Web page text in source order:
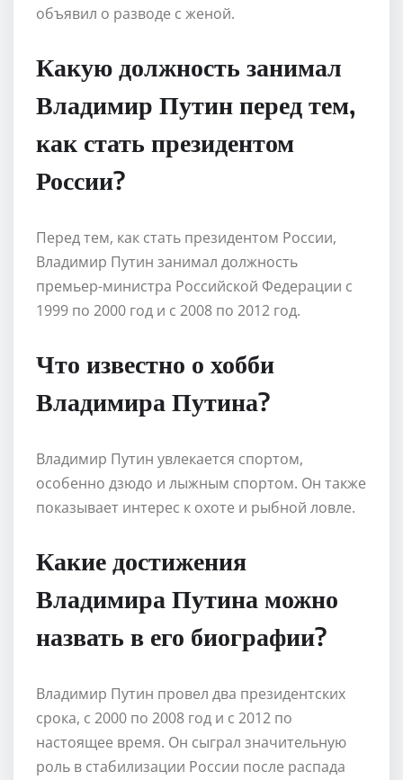
объявил о разводе с женой.
Какую должность занимал
Владимир Путин перед тем,
как стать президентом
России?
Перед тем, как стать президентом России,
Владимир Путин занимал должность
премьер-министра Российской Федерации с
1999 по 2000 год и с 2008 по 2012 год.
Что известно о хобби
Владимира Путина?
Владимир Путин увлекается спортом,
особенно дзюдо и лыжным спортом. Он также
показывает интерес к охоте и рыбной ловле.
Какие достижения
Владимира Путина можно
назвать в его биографии?
Владимир Путин провел два президентских
срока, с 2000 по 2008 год и с 2012 по
настоящее время. Он сыграл значительную
роль в стабилизации России после распада